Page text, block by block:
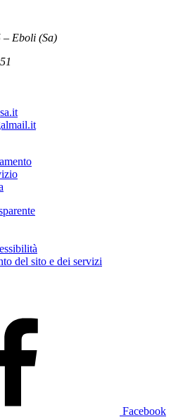
– Eboli (Sa)
del sito e dei servizi
Facebook